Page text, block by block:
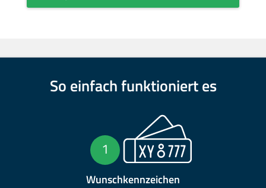
So einfach funktioniert es
1
Wunschkennzeichen